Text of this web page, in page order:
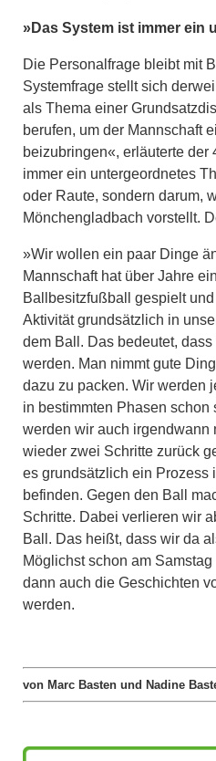
»Das System ist immer ein
Die Personalfrage bleibt mit
Systemfrage stellt sich
als Thema einer
berufen, um der Mannschaft
beizubringen«, erläuterte der
immer ein untergeordnetes
oder Raute, sondern darum,
Mönchengladbach vorstellt.
»Wir wollen ein paar Dinge
Mannschaft hat über Jahre
Ballbesitzfußball gespielt
Aktivität grundsätzlich in
dem Ball. Das bedeutet,
werden. Man nimmt gute
dazu zu packen. Wir werden
in bestimmten Phasen schon
werden wir auch irgendwann
wieder zwei Schritte zurück
es grundsätzlich ein Prozess
befinden. Gegen den Ball
Schritte. Dabei verlieren wir
Ball. Das heißt, dass wir da
Möglichst schon am
dann auch die Geschichten
werden.
von Marc Basten und Nadine